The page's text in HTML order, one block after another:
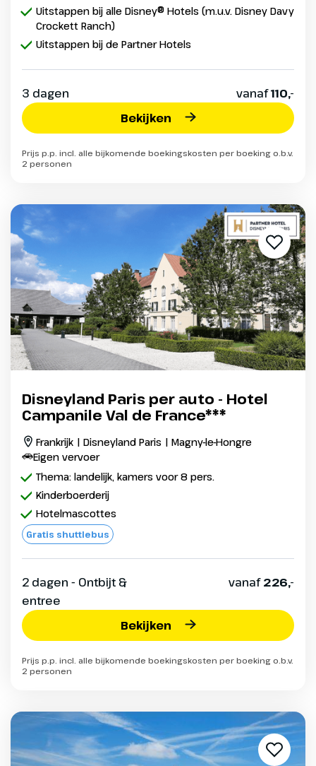
Uitstappen bij alle Disney® Hotels (m.u.v. Disney Davy
Crockett Ranch)
Uitstappen bij de Partner Hotels
3 dagen vanaf110,-
Bekijken
Prijs p.p. incl. alle bijkomende boekingskosten per boeking o.b.v.
2 personen
Disneyland Paris per auto - Hotel
Campanile Val de France***
Frankrijk | Disneyland Paris | Magny-le-Hongre
Eigen vervoer
Thema: landelijk, kamers voor 8 pers.
Kinderboerderij
Hotelmascottes
Gratis shuttlebus
2 dagen - Ontbijt &
entree
vanaf226,-
Bekijken
Prijs p.p. incl. alle bijkomende boekingskosten per boeking o.b.v.
2 personen